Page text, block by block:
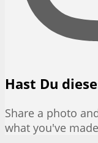
Hast Du
Share a photo
what you've